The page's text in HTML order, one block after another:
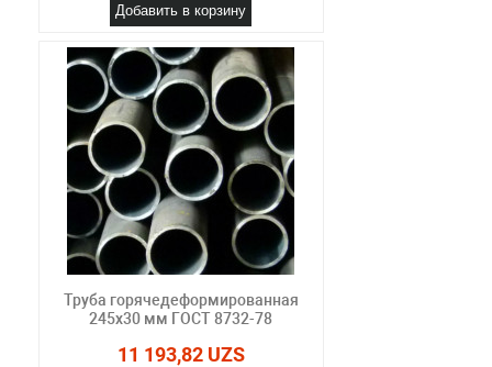
Добавить в корзину
Труба горячедеформированная
245х30 мм ГОСТ 8732-78
11 193,82 UZS